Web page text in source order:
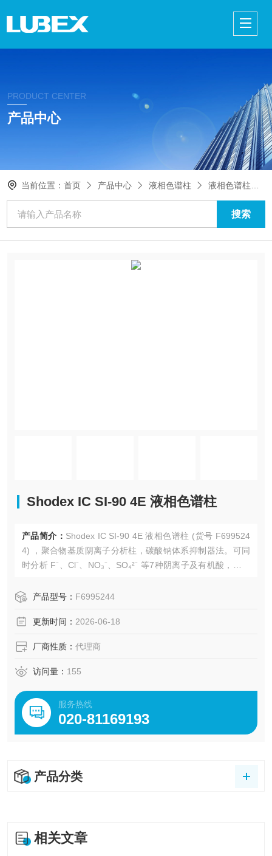
PRODUCT CENTER
产品中心
当前位置：首页 产品中心 液相色谱柱 液相色谱柱
Shodex IC SI-90 4E 液相色谱柱
产品简介： Shodex IC SI-90 4E 液相色谱柱 (货号 F699524
4) ，聚合物基质阴离子分析柱，碳酸钠体系抑制器法。可同
时分析 F⁻、Cl⁻、NO₃⁻、SO₄²⁻ 等7种阴离子及有机酸，对应
客户提供Shodex全系列的色谱柱、标准品及耗材，以及专业
产品型号： F6995244
更新时间： 2026-06-18
厂商性质： 代理商
访问量： 155
服务热线
020-81169193
产品分类
相关文章